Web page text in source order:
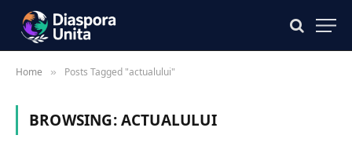
Home » Posts Tagged "actualului"
BROWSING:ACTUALULUI